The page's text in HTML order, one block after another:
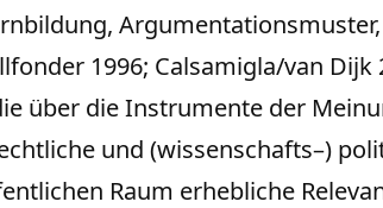
1996; Calsamigla/van Dijk
über die Instrumente der
und (wissenschafts–)
Raum erhebliche